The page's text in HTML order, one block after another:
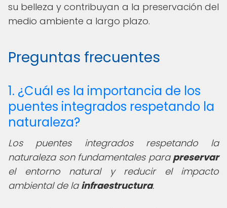
su belleza y contribuyan a la preservación del
medio ambiente a largo plazo.
Preguntas frecuentes
1. ¿Cuál es la importancia de los
puentes integrados respetando la
naturaleza?
Los puentes integrados respetando la
naturaleza son fundamentales para preservar
el entorno natural y reducir el impacto
ambiental de la infraestructura.